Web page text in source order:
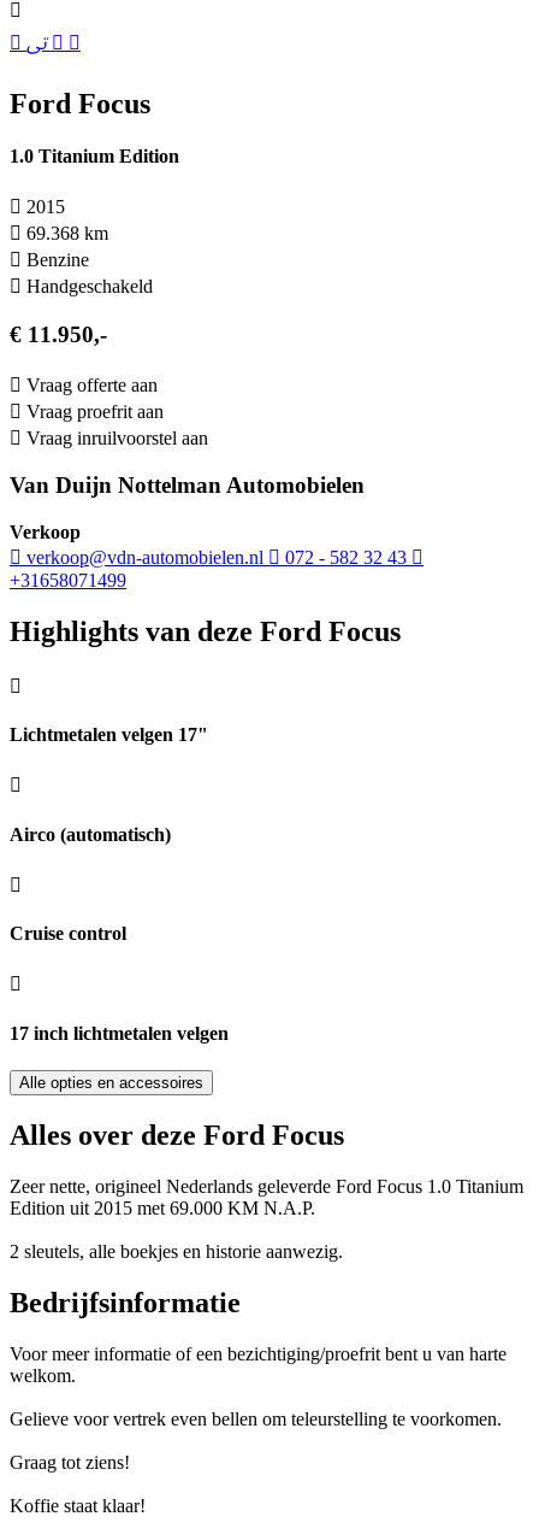
Ford Focus
1.0 Titanium Edition
2015
69.368 km
Benzine
Hand­geschakeld
€ 11.950,-
Vraag offerte aan
Vraag proefrit aan
Vraag inruilvoorstel aan
Van Duijn Nottelman Automobielen
Verkoop
verkoop@vdn-automobielen.nl
072 - 582 32 43
+31658071499
Highlights van deze Ford Focus
Lichtmetalen velgen 17"
Airco (automatisch)
Cruise control
17 inch lichtmetalen velgen
Alle opties en accessoires
Alles over deze Ford Focus
Zeer nette, origineel Nederlands geleverde Ford Focus 1.0 Titanium
Edition uit 2015 met 69.000 KM N.A.P.
2 sleutels, alle boekjes en historie aanwezig.
Bedrijfsinformatie
Voor meer informatie of een bezichtiging/proefrit bent u van harte
welkom.
Gelieve voor vertrek even bellen om teleurstelling te voorkomen.
Graag tot ziens!
Koffie staat klaar!